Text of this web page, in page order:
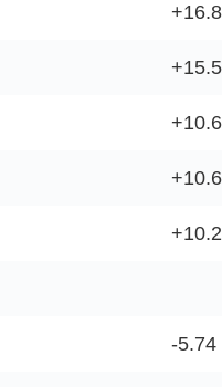
-5.74